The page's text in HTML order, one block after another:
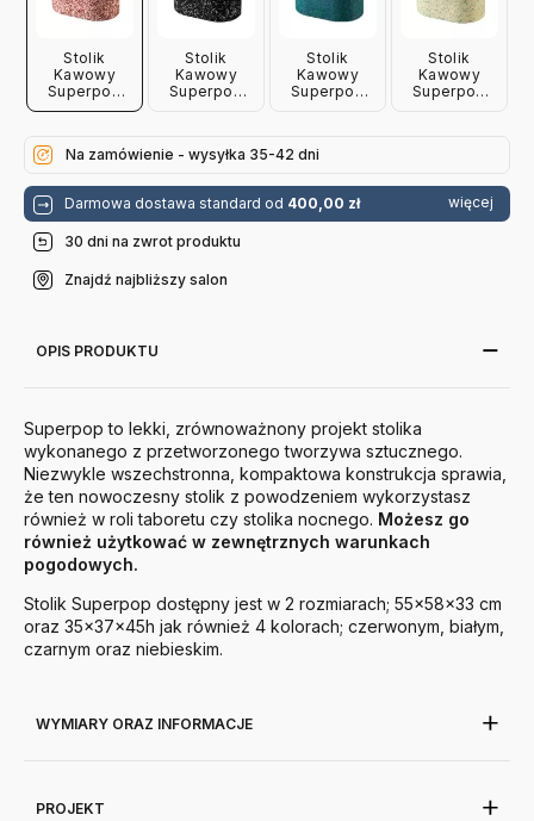
Stolik
Kawowy
Superpop
Czerwony
Stolik
Kawowy
Superpop
Stolik
Kawowy
Superpop
Stolik
Kawowy
Superpop
Na zamówienie - wysyłka 35-42 dni
Darmowa dostawa standard od 400,00 zł więcej
30 dni na zwrot produktu
Znajdź najbliższy salon
OPIS PRODUKTU
Superpop to lekki, zrównoważnony projekt stolika
wykonanego z przetworzonego tworzywa sztucznego.
Niezwykle wszechstronna, kompaktowa konstrukcja sprawia,
że ten nowoczesny stolik z powodzeniem wykorzystasz
również w roli taboretu czy stolika nocnego. Możesz go
również użytkować w zewnętrznych warunkach
pogodowych.
Stolik Superpop dostępny jest w 2 rozmiarach; 55x58x33 cm
oraz 35x37x45h jak również 4 kolorach; czerwonym, białym,
czarnym oraz niebieskim.
WYMIARY ORAZ INFORMACJE
PROJEKT